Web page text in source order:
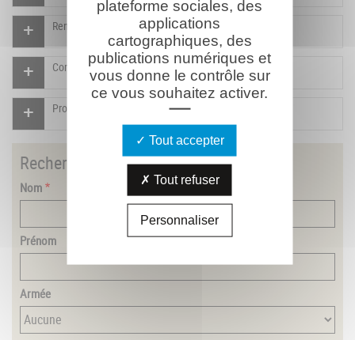
Rendre un hommage pour ce combattant
Compléter la fiche pour ce combattant
Proposer un document pour ce combattant
Rechercher un combattant
Nom
Prénom
Armée
plateforme sociales, des
applications
cartographiques, des
publications numériques et
vous donne le contrôle sur
ce vous souhaitez activer.
Tout accepter
Tout refuser
Personnaliser